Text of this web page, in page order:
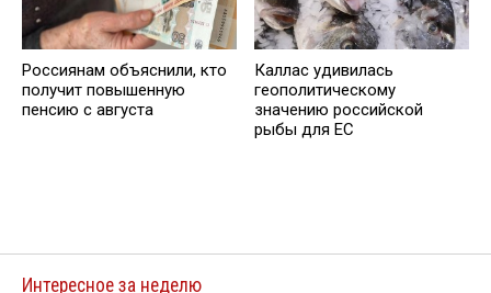
Россиянам объяснили, кто
получит повышенную
пенсию с августа
Каллас удивилась
геополитическому
значению российской
рыбы для ЕС
Интересное за неделю